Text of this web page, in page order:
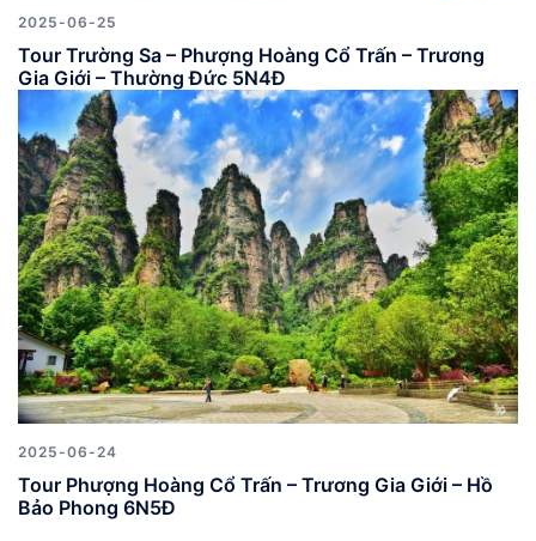
2025-06-25
Tour Trường Sa – Phượng Hoàng Cổ Trấn – Trương
Gia Giới – Thường Đức 5N4Đ
2025-06-24
Tour Phượng Hoàng Cổ Trấn – Trương Gia Giới – Hồ
Bảo Phong 6N5Đ